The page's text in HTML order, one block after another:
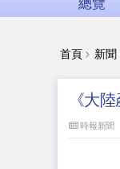
總覽
首頁 新聞
《大
時報新聞